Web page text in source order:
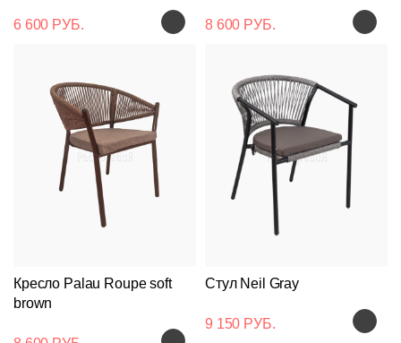
6 600 РУБ. 8 600 РУБ.
Кресло Palau Roupe soft
brown
Стул Neil Gray
9 150 РУБ.